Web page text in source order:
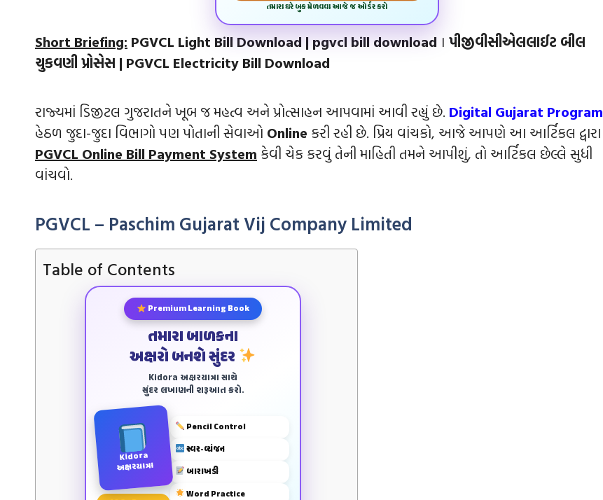
તમારા ઘરે બુક મેળવવા આજે જ ઓર્ડર કરો
Short Briefing: PGVCL Light Bill Download | pgvcl bill download । પીજીવીસીએલલાઈટ બીલ
ચુકવણી પ્રોસેસ | PGVCL Electricity Bill Download
રાજ્યમાં ડિજીટલ ગુજરાતને ખૂબ જ મહત્વ અને પ્રોત્સાહન આપવામાં આવી રહ્યું છે. Digital Gujarat Program
હેઠળ જુદા-જુદા વિભાગો પણ પોતાની સેવાઓ Online કરી રહી છે. પ્રિય વાંચકો, આજે આપણે આ આર્ટિકલ દ્વારા
PGVCL Online Bill Payment System કેવી ચેક કરવું તેની માહિતી તમને આપીશું, તો આર્ટિકલ છેલ્લે સુધી
વાંચવો.
PGVCL – Paschim Gujarat Vij Company Limited
Table of Contents
Premium Learning Book
તમારા બાળકના
અક્ષરો બનશે સુંદર
Kidora અક્ષરયાત્રા સાથે
સુંદર લખાણની શરૂઆત કરો.
Kidora
અક્ષરયાત્રા
Pencil Control
સ્વર-વ્યંજન
બારાખડી
Word Practice